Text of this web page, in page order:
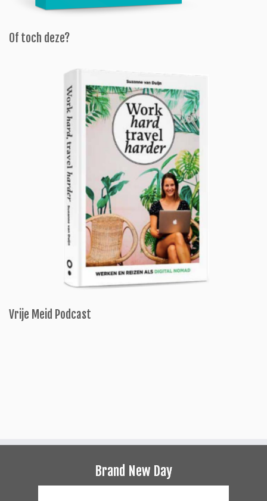
Of toch deze?
Vrije Meid Podcast
Brand New Day